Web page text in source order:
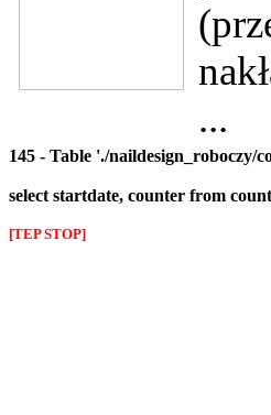
...
145 - Table './naildesign_roboczy/
select startdate, counter from
[TEP STOP]